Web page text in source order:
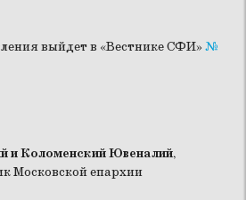
выйдет в «Вестнике СФИ» №
и Коломенский Ювеналий,
Московской епархии